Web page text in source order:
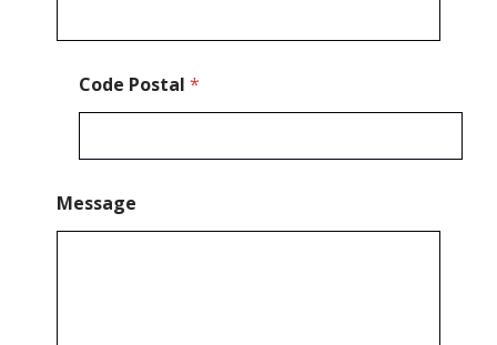
Code Postal *
Message